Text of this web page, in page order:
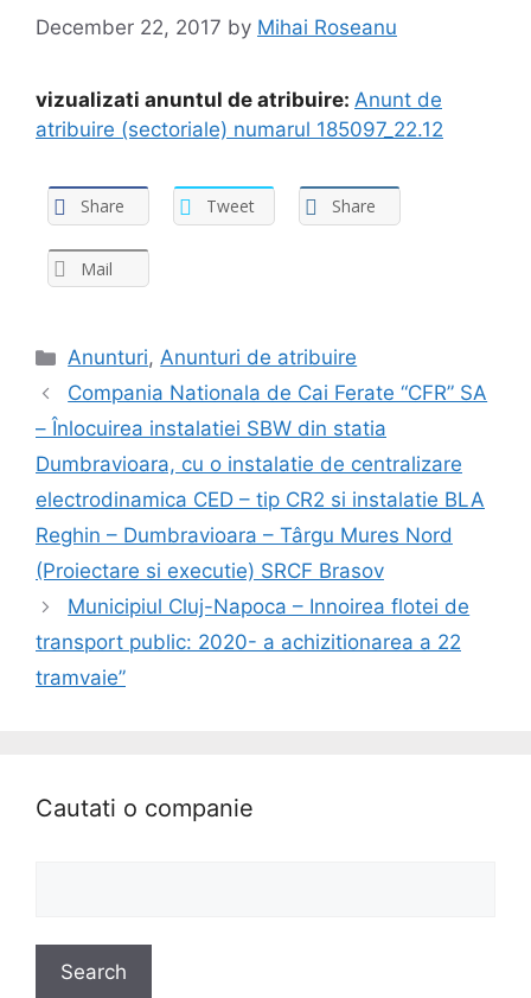
December 22, 2017 by Mihai Roseanu
vizualizati anuntul de atribuire: Anunt de
atribuire (sectoriale) numarul 185097_22.12
Share Tweet Share
Mail
Anunturi,Anunturi de atribuire
Compania Nationala de Cai Ferate “CFR” SA
– Înlocuirea instalatiei SBW din statia
Dumbravioara, cu o instalatie de centralizare
electrodinamica CED – tip CR2 si instalatie BLA
Reghin – Dumbravioara – Târgu Mures Nord
(Proiectare si executie) SRCF Brasov
Municipiul Cluj-Napoca – Innoirea flotei de
transport public: 2020- a achizitionarea a 22
tramvaie”
Cautati o companie